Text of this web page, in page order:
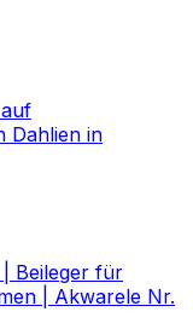
Dahlien in
| Beileger für
| Akwarele Nr.